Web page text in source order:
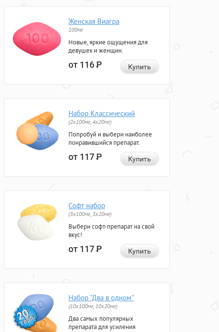
Женская Виагра
100мг
Новые, яркие ощущения для
девушек и женщин.
от 116Р Купить
Набор Классический
(2x100мг, 4x20мг)
Попробуй и выбери наиболее
понравившийся препарат.
от 117Р Купить
Софт набор
(3x100мг, 3x20мг)
Выбери софт-препарат на свой
вкус!
от 117Р Купить
Набор "Два в одном"
(10x100мг, 10x20мг)
Два самых популярных
препарата для усиления